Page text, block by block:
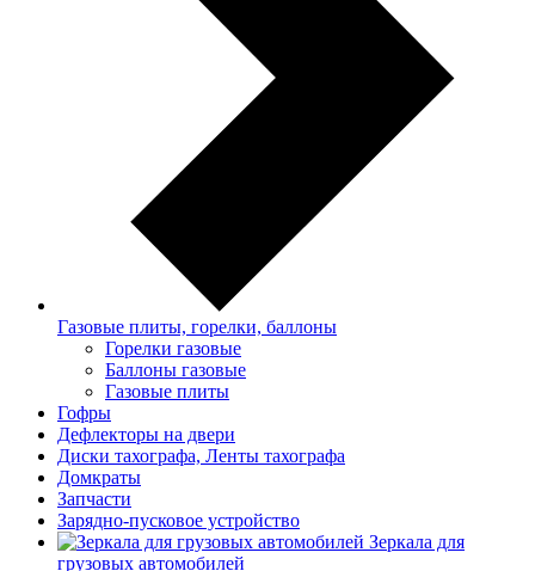
Газовые плиты, горелки, баллоны
Горелки газовые
Баллоны газовые
Газовые плиты
Гофры
Дефлекторы на двери
Диски тахографа, Ленты тахографа
Домкраты
Запчасти
Зарядно-пусковое устройство
Зеркала для
грузовых автомобилей